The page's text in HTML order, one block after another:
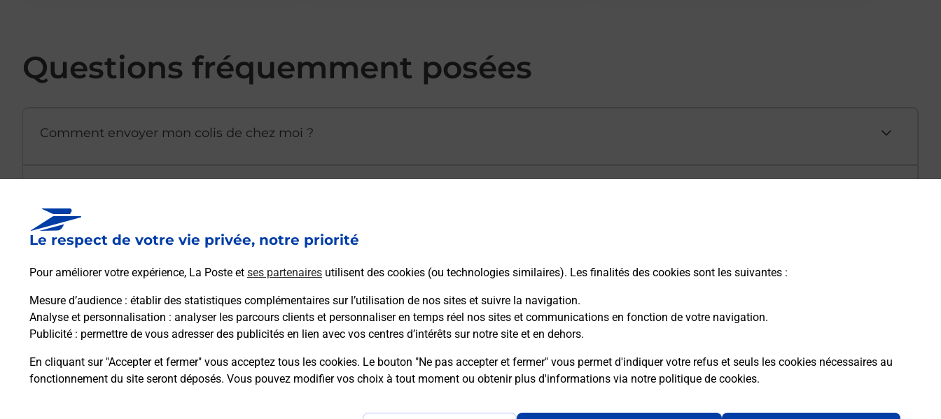
Le respect de votre vie privée, notre priorité
Pour améliorer votre expérience, La Poste et ses partenaires utilisent des cookies (ou technologies similaires). Les finalités des cookies sont les suivantes :
Mesure d’audience : établir des statistiques complémentaires sur l’utilisation de nos sites et suivre la navigation.
Analyse et personnalisation : analyser les parcours clients et personnaliser en temps réel nos sites et communications en fonction de votre navigation.
Publicité : permettre de vous adresser des publicités en lien avec vos centres d’intérêts sur notre site et en dehors.
En cliquant sur "Accepter et fermer" vous acceptez tous les cookies. Le bouton "Ne pas accepter et fermer" vous permet d'indiquer votre refus et seuls les cookies nécessaires au
fonctionnement du site seront déposés. Vous pouvez modifier vos choix à tout moment ou obtenir plus d'informations via notre politique de cookies.
Questions fréquemment posées
Comment envoyer mon colis de chez moi ?
Comment demander une modification de livraison ?
Comment La Poste participe-t-elle à votre sécurité au quotidien ?
Puis-je passer mon code de la route avec La Poste et sous quelles conditions ?